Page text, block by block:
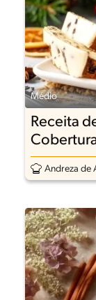
Médio
Receita
Andreza de